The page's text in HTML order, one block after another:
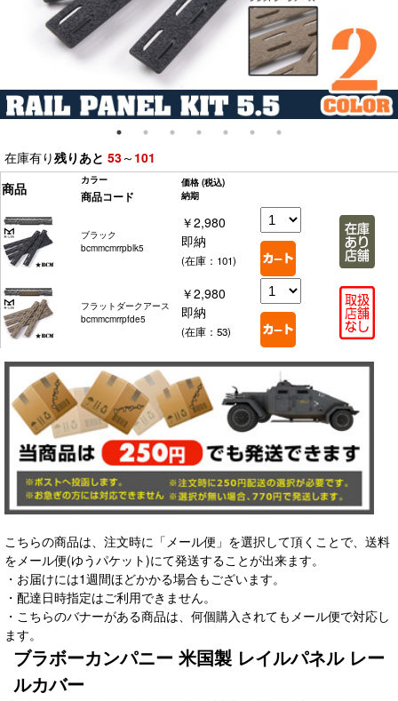
在庫有り残りあと 53～ 101
商品
カラー
商品コード
価格 (税込)
納期
ブラック
bcmmcmrrpblk5
￥2,980
即納
(在庫：101)
フラットダークアース
bcmmcmrrpfde5
￥2,980
即納
(在庫：53)
こちらの商品は、注文時に「メール便」を選択して頂くことで、送料
をメール便(ゆうパケット)にて発送することが出来ます。
・お届けには1週間ほどかかる場合もございます。
・配達日時指定はご利用できません。
・こちらのバナーがある商品は、何個購入されてもメール便で対応し
ます。
ブラボーカンパニー 米国製 レイルパネル レー
ルカバー